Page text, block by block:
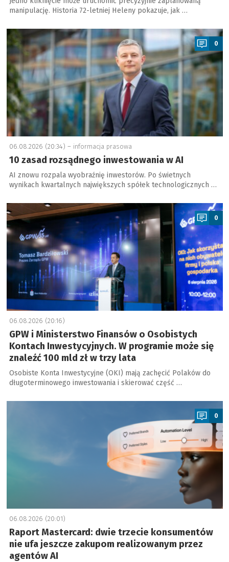
manipulację. Historia 72-letniej Heleny pokazuje, jak …
a
0
06.08.2026 (20:34) – informacja prasowa
10 zasad rozsądnego inwestowania w AI
AI znowu rozpala wyobraźnię inwestorów. Po świetnych
wynikach kwartalnych największych spółek technologicznych …
a
0
06.08.2026 (20:16)
GPW i Ministerstwo Finansów o Osobistych
Kontach Inwestycyjnych. W programie może się
znaleźć 100 mld zł w trzy lata
Osobiste Konta Inwestycyjne (OKI) mają zachęcić Polaków do
długoterminowego inwestowania i skierować część …
a
0
06.08.2026 (20:01)
Raport Mastercard: dwie trzecie konsumentów
nie ufa jeszcze zakupom realizowanym przez
agentów AI